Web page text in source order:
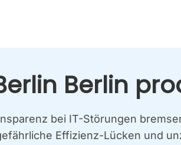
Ber­lin
bei IT-Stö­run­gen
Effi­zi­enz-Lücken und